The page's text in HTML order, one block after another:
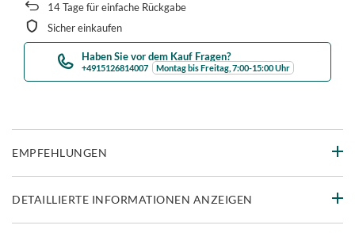
14Tage für einfache Rückgabe
Sicher einkaufen
Haben Sie vor dem Kauf Fragen?
+4915126814007 Montag bis Freitag, 7:00-15:00 Uhr
EMPFEHLUNGEN
DETAILLIERTE INFORMATIONEN ANZEIGEN